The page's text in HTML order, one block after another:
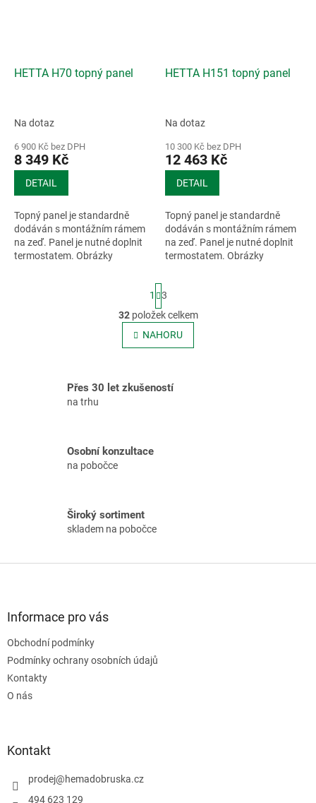
HETTA H70 topný panel
Na dotaz
6 900 Kč bez DPH
8 349 Kč
DETAIL
Topný panel je standardně
dodáván s montážním rámem
na zeď. Panel je nutné doplnit
termostatem. Obrázky
HETTA H151 topný panel
Na dotaz
10 300 Kč bez DPH
12 463 Kč
DETAIL
Topný panel je standardně
dodáván s montážním rámem
na zeď. Panel je nutné doplnit
termostatem. Obrázky
O
v
l
a
u
S
t
r
á
n
k
á
1
3
32položek celkem
NAHORU
Přes 30 let zkušeností
na trhu
Osobní konzultace
na pobočce
Široký sortiment
skladem na pobočce
Informace pro vás
Obchodní podmínky
Podmínky ochrany osobních údajů
Kontakty
O nás
Kontakt
prodej@hemadobruska.cz
494 623 129